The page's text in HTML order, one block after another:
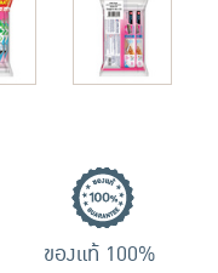
ของแท้ 100%